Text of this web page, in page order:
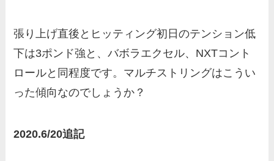
張り上げ直後とヒッティング初日のテンション低
下は3ポンド強と、バボラエクセル、NXTコント
ロールと同程度です。マルチストリングはこうい
った傾向なのでしょうか？
2020.6/20追記